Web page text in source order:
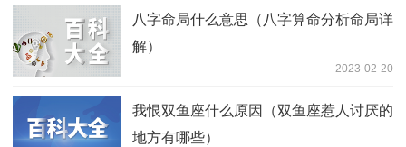
八字命局什么意思（八字算命分析命局详
解）
2023-02-20
我恨双鱼座什么原因（双鱼座惹人讨厌的
地方有哪些）